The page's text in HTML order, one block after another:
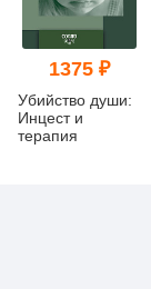
1375 ₽
Убийство души:
Инцест и
терапия